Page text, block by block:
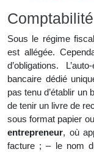
Sous le régime
est allégée.
d’obligations.
bancaire dédié
pas tenu d’établir un
de tenir un livre de
sous format papier
entrepreneur, où
facture ; – le nom